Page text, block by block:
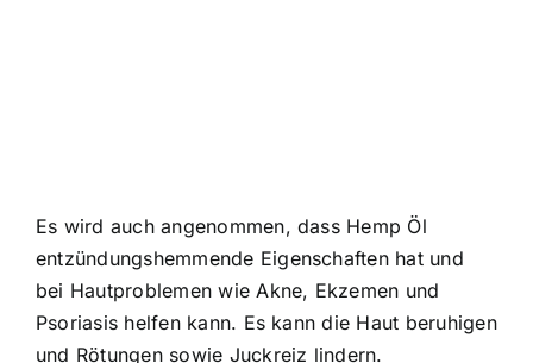
Es wird auch angenommen, dass Hemp Öl
entzündungshemmende Eigenschaften hat und
bei Hautproblemen wie Akne, Ekzemen und
Psoriasis helfen kann. Es kann die Haut beruhigen
und Rötungen sowie Juckreiz lindern.